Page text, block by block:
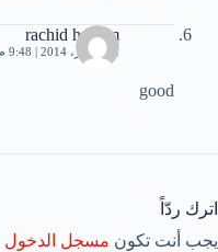
rachid hamim
22 فبراير، 2014 | 9:48 م
good
اترك ردّاً
يجب أنت تكون مسجل الدخول